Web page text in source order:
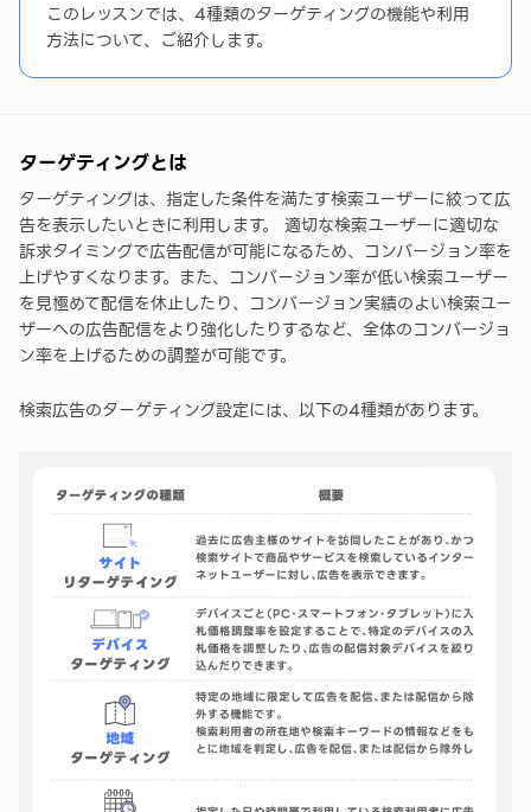
このレッスンでは、4種類のターゲティングの機能や利用
方法について、ご紹介します。
ターゲティングとは
ターゲティングは、指定した条件を満たす検索ユーザーに絞って広
告を表示したいときに利用します。 適切な検索ユーザーに適切な
訴求タイミングで広告配信が可能になるため、コンバージョン率を
上げやすくなります。また、コンバージョン率が低い検索ユーザー
を見極めて配信を休止したり、コンバージョン実績のよい検索ユー
ザーへの広告配信をより強化したりするなど、全体のコンバージョ
ン率を上げるための調整が可能です。
検索広告のターゲティング設定には、以下の4種類があります。